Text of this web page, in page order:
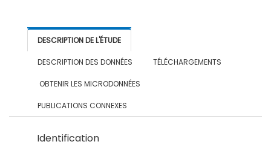
DESCRIPTION DE L'ÉTUDE
DESCRIPTION DES DONNÉES TÉLÉCHARGEMENTS
OBTENIR LES MICRODONNÉES
PUBLICATIONS CONNEXES
Identification